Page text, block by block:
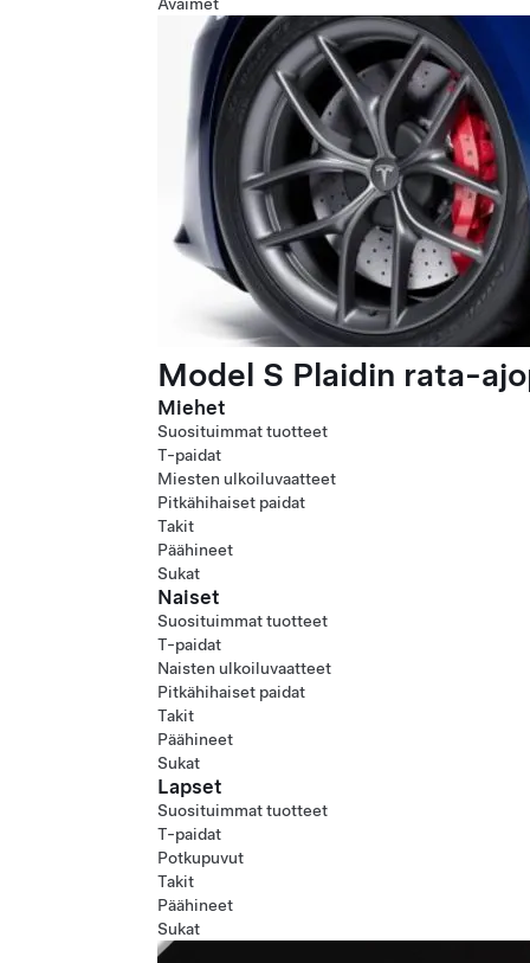
Model S Plaidin rata-
Miehet
Suosituimmat tuotteet
T-paidat
Miesten ulkoiluvaatteet
Pitkähihaiset paidat
Takit
Päähineet
Sukat
Naiset
Suosituimmat tuotteet
T-paidat
Naisten ulkoiluvaatteet
Pitkähihaiset paidat
Takit
Päähineet
Sukat
Lapset
Suosituimmat tuotteet
T-paidat
Potkupuvut
Takit
Päähineet
Sukat